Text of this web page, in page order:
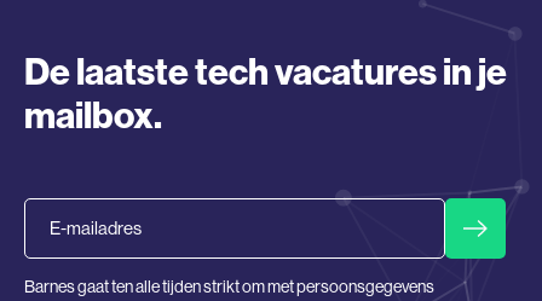
De laatste tech vacatures in je
mailbox.
Barnes gaat ten alle tijden strikt om met persoonsgegevens